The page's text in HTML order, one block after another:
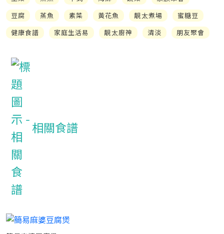
豆腐
蒸魚 素菜 黃花魚 靚太煮場
蜜糖豆
健康食譜
家庭生活易 靚太廚神 清淡 朋友聚會
相關食譜